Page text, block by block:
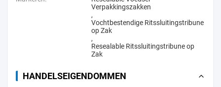
Verpakkingszakken
,
Vochtbestendige Ritssluitingstribune
op Zak
,
Resealable Ritssluitingstribune op
Zak
HANDELSEIGENDOMMEN